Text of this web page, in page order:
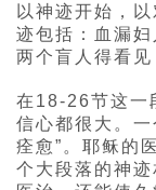
以神迹开始，
迹包括：血漏妇
两个盲人得看
在18-26节这一
信心都很大。一
痊愈”。耶稣的
个大段落的神